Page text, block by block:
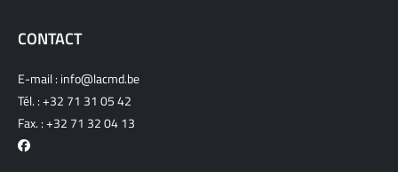
CONTACT
E-mail : info@lacmd.be
Tél. :+32 71 31 05 42
Fax. : +32 71 32 04 13